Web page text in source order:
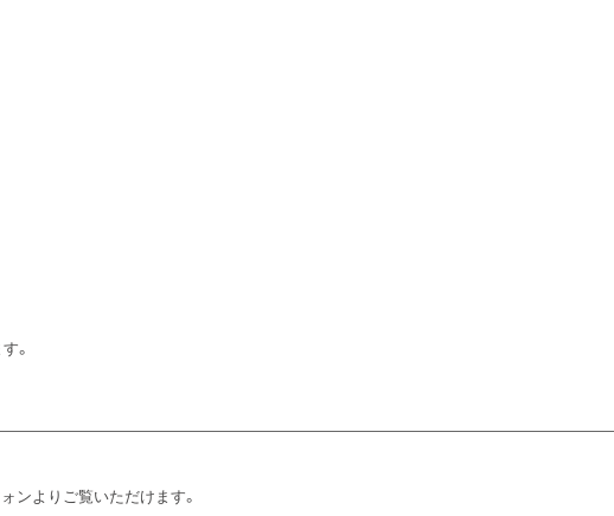
。
ンよりご覧いただけます。